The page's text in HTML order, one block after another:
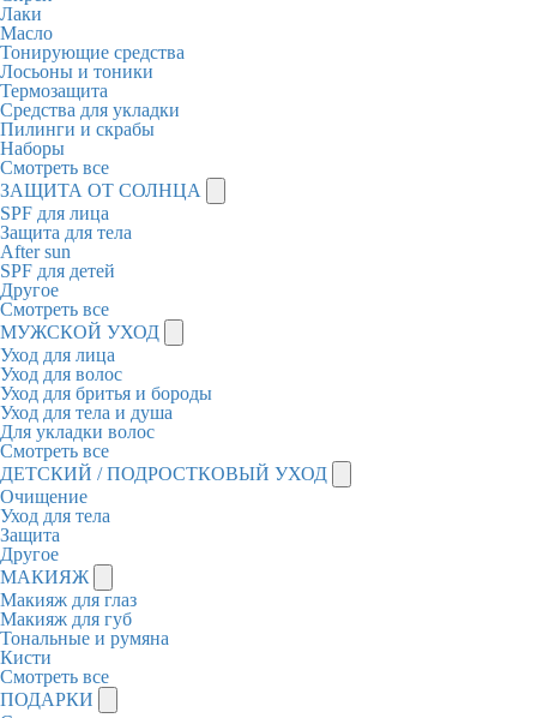
Лаки
Масло
Тонирующие средства
Лосьоны и тоники
Термозащита
Средства для укладки
Пилинги и скрабы
Наборы
Смотреть все
ЗАЩИТА ОТ СОЛНЦА
SPF для лица
Защита для тела
After sun
SPF для детей
Другое
Смотреть все
МУЖСКОЙ УХОД
Уход для лица
Уход для волос
Уход для бритья и бороды
Уход для тела и душа
Для укладки волос
Смотреть все
ДЕТСКИЙ / ПОДРОСТКОВЫЙ УХОД
Очищение
Уход для тела
Защита
Другое
МАКИЯЖ
Макияж для глаз
Макияж для губ
Тональные и румяна
Кисти
Смотреть все
ПОДАРКИ